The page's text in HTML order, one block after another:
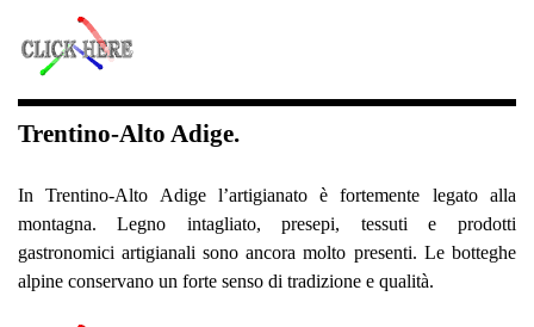
Trentino-Alto Adige.
In Trentino-Alto Adige l’artigianato è fortemente legato alla
montagna. Legno intagliato, presepi, tessuti e prodotti
gastronomici artigianali sono ancora molto presenti. Le botteghe
alpine conservano un forte senso di tradizione e qualità.